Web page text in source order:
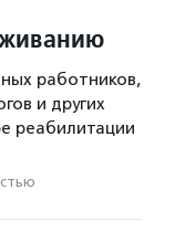
работников,
и других
реабилитации